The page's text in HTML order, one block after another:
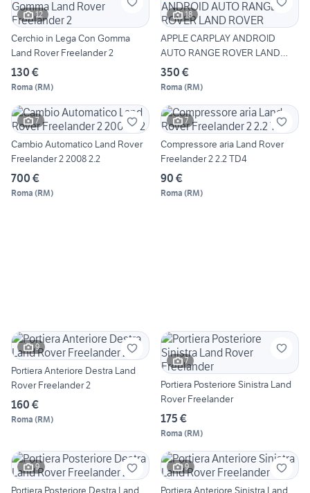
12
Cerchio in Lega Con Gomma
Land Rover Freelander 2
130 €
Roma (RM)
18
APPLE CARPLAY ANDROID
AUTO RANGE ROVER LAND
ROVER
350 €
Roma (RM)
7
Cambio Automatico Land Rover
Freelander 2 2008 2.2
700 €
Roma (RM)
7
Compressore aria Land Rover
Freelander 2 2.2 TD4
90 €
Roma (RM)
9
Portiera Anteriore Destra Land
Rover Freelander 2
160 €
Roma (RM)
7
Portiera Posteriore Sinistra Land
Rover Freelander
175 €
Roma (RM)
9
Portiera Posteriore Destra Land
9
Portiera Anteriore Sinistra Land